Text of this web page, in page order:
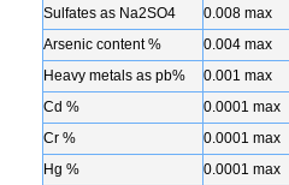
Sulfates as Na2SO4
0.008 max
Arsenic content %
0.004 max
Heavy metals as pb%
0.001 max
Cd %
0.0001 max
Cr %
0.0001 max
Hg %
0.0001 max